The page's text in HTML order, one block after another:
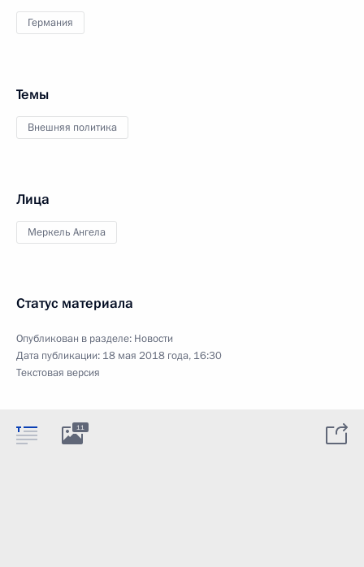
Германия
Темы
Внешняя политика
Лица
Меркель Ангела
Статус материала
Опубликован в разделе: Новости
Дата публикации: 18 мая 2018 года, 16:30
Текстовая версия
11